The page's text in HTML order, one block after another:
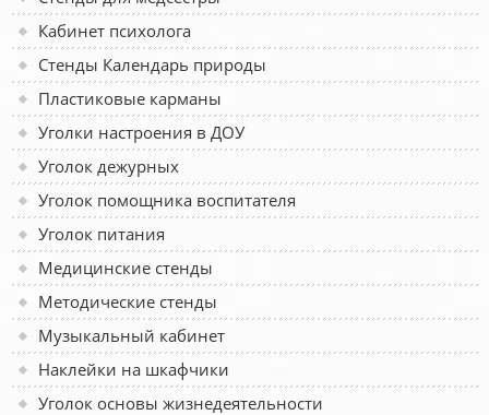
Кабинет психолога
Стенды Календарь природы
Пластиковые карманы
Уголки настроения в ДОУ
Уголок дежурных
Уголок помощника воспитателя
Уголок питания
Медицинские стенды
Методические стенды
Музыкальный кабинет
Наклейки на шкафчики
Уголок основы жизнедеятельности